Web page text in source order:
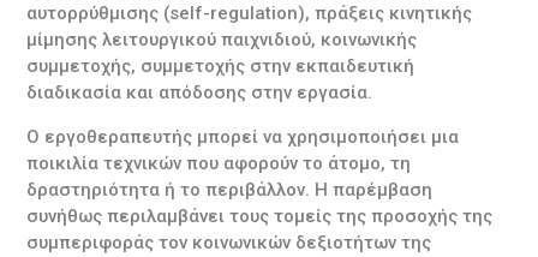
αυτορρύθμισης (self-regulation), πράξεις κινητικής
μίμησης λειτουργικού παιχνιδιού, κοινωνικής
συμμετοχής, συμμετοχής στην εκπαιδευτική
διαδικασία και απόδοσης στην εργασία.
Ο εργοθεραπευτής μπορεί να χρησιμοποιήσει μια
ποικιλία τεχνικών που αφορούν το άτομο, τη
δραστηριότητα ή το περιβάλλον. Η παρέμβαση
συνήθως περιλαμβάνει τους τομείς της προσοχής της
συμπεριφοράς τον κοινωνικών δεξιοτήτων της